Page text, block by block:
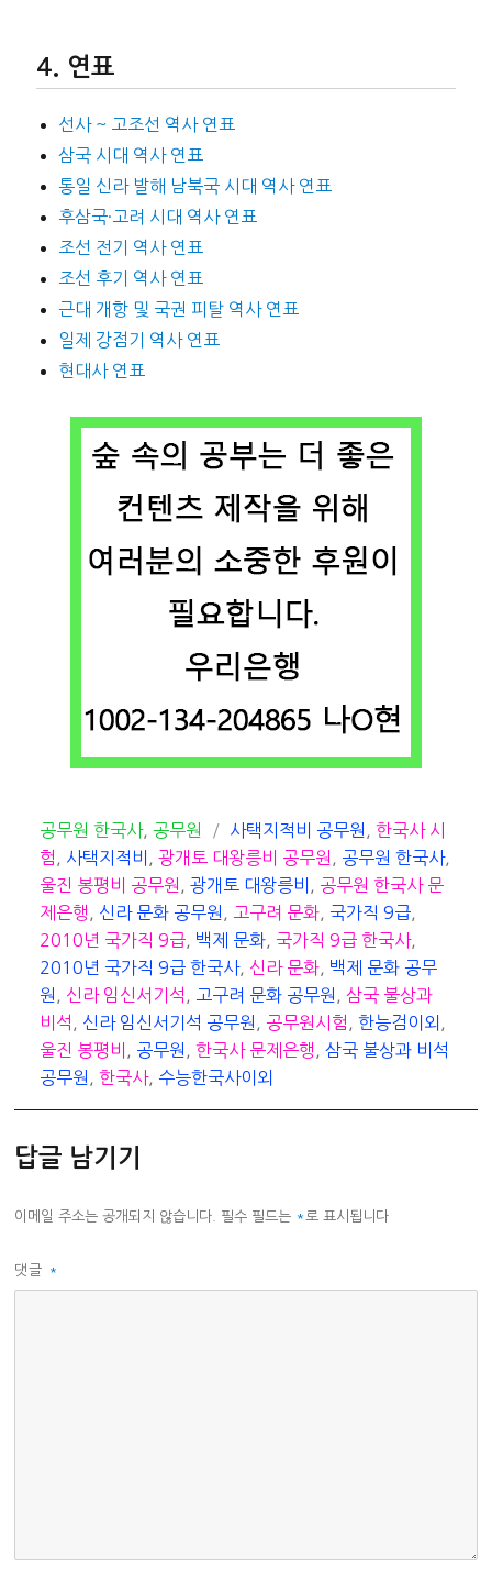
연표
선사 ~ 고조선 역사 연표
삼국 시대 역사 연표
통일 신라 발해 남북국 시대 역사 연표
후삼국·고려 시대 역사 연표
조선 전기 역사 연표
조선 후기 역사 연표
근대 개항 및 국권 피탈 역사 연표
일제 강점기 역사 연표
현대사 연표
카
테
고
리
공무원 한국사, 공무원
태
그
사택지적비 공무원
한국사 시
험
사택지적비 ,광개토 대왕릉비 공무원 공무원 한국사,
울진 봉평비 공무원
,광개토 대왕릉비
공무원 한국사 문
제은행
신라 문화 공무원 고구려 문화 국가직 9급
2010년 국가직 9급
백제 문화 국가직 9급 한국사,
2010년 국가직 9급 한국사, 신라 문화
백제 문화 공무
원
신라 임신서기석 고구려 문화 공무원 ,삼국 불상과
비석
신라 임신서기석 공무원 공무원시험 ,한능검이외
울진 봉평비
공무원 ,한국사 문제은행 ,삼국 불상과 비석
공무원
,한국사, 수능한국사이외
답글 남기기
이메일 주소는 공개되지 않습니다. 필수 필드는 *로 표시됩니다
댓글 *